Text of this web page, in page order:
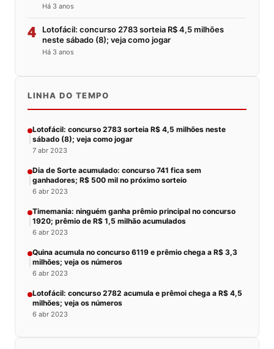
Há 3 anos
4
Lotofácil: concurso 2783 sorteia R$ 4,5 milhões
neste sábado (8); veja como jogar
Há 3 anos
LINHA DO TEMPO
Lotofácil: concurso 2783 sorteia R$ 4,5 milhões neste
sábado (8); veja como jogar
7 abr 2023
Dia de Sorte acumulado: concurso 741 fica sem
ganhadores; R$ 500 mil no próximo sorteio
6 abr 2023
Timemania: ninguém ganha prêmio principal no concurso
1920; prêmio de R$ 1,5 milhão acumulados
6 abr 2023
Quina acumula no concurso 6119 e prêmio chega a R$ 3,3
milhões; veja os números
6 abr 2023
Lotofácil: concurso 2782 acumula e prêmoi chega a R$ 4,5
milhões; veja os números
6 abr 2023